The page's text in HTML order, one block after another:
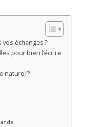
échanges ?
pour bien l’écrire
naturel ?